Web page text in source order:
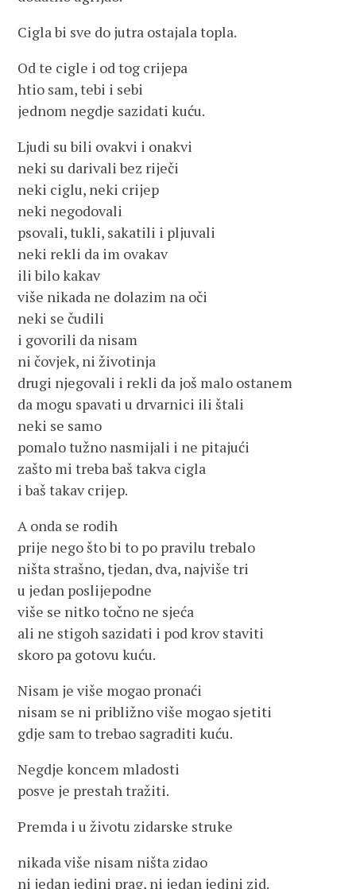
Cigla bi sve do jutra ostajala topla.
Od te cigle i od tog crijepa
htio sam, tebi i sebi
jednom negdje sazidati kuću.
Ljudi su bili ovakvi i onakvi
neki su darivali bez riječi
neki ciglu, neki crijep
neki negodovali
psovali, tukli, sakatili i pljuvali
neki rekli da im ovakav
ili bilo kakav
više nikada ne dolazim na oči
neki se čudili
i govorili da nisam
ni čovjek, ni životinja
drugi njegovali i rekli da još malo ostanem
da mogu spavati u drvarnici ili štali
neki se samo
pomalo tužno nasmijali i ne pitajući
zašto mi treba baš takva cigla
i baš takav crijep.
A onda se rodih
prije nego što bi to po pravilu trebalo
ništa strašno, tjedan, dva, najviše tri
u jedan poslijepodne
više se nitko točno ne sjeća
ali ne stigoh sazidati i pod krov staviti
skoro pa gotovu kuću.
Nisam je više mogao pronaći
nisam se ni približno više mogao sjetiti
gdje sam to trebao sagraditi kuću.
Negdje koncem mladosti
posve je prestah tražiti.
Premda i u životu zidarske struke
nikada više nisam ništa zidao
ni jedan jedini prag, ni jedan jedini zid.